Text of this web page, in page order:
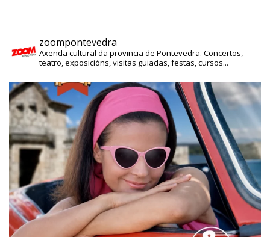
zoompontevedra
Axenda cultural da provincia de Pontevedra. Concertos,
teatro, exposicións, visitas guiadas, festas, cursos...